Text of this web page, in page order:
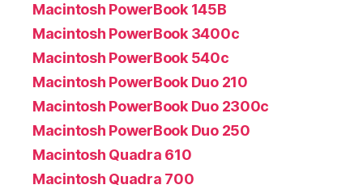
Macintosh PowerBook 145B
Macintosh PowerBook 3400c
Macintosh PowerBook 540c
Macintosh PowerBook Duo 210
Macintosh PowerBook Duo 2300c
Macintosh PowerBook Duo 250
Macintosh Quadra 610
Macintosh Quadra 700